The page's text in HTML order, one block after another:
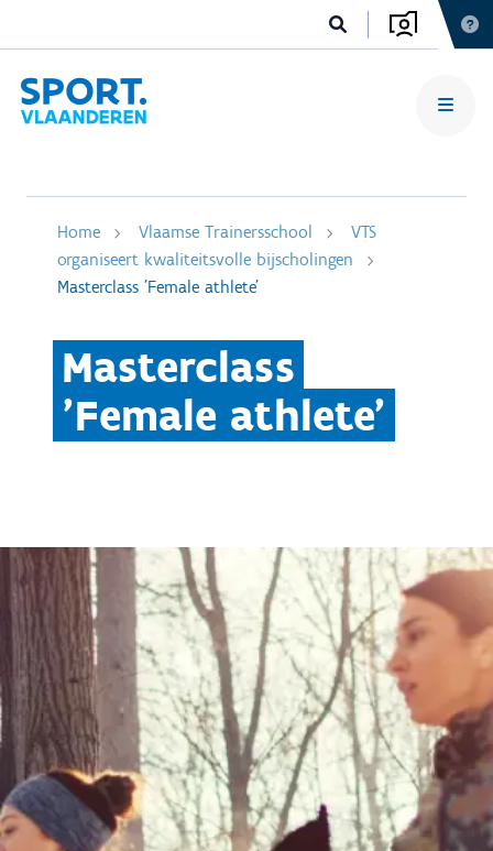
Home Vlaamse Trainersschool
VTS
organiseert kwaliteitsvolle bijscholingen
Masterclass 'Female athlete'
Masterclass
'Female athlete'